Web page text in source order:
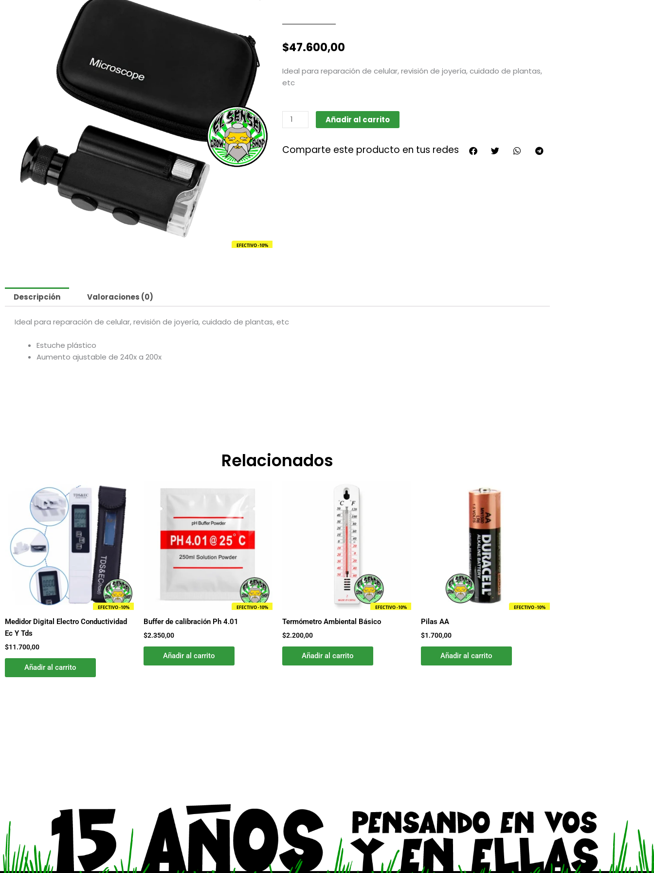
EFECTIVO -10%
$47.600,00
Ideal para reparación de celular, revisión de joyería, cuidado de plantas,
etc
Microscopio
magnificador
cantidad
Añadir al carrito
Comparte este producto en tus redes
Descripción Valoraciones (0)
Ideal para reparación de celular, revisión de joyería, cuidado de plantas, etc
Estuche plástico
Aumento ajustable de 240x a 200x
Relacionados
EFECTIVO -10%
Medidor Digital Electro Conductividad
Ec Y Tds
$11.700,00
Añadir al carrito
EFECTIVO -10%
Buffer de calibración Ph 4.01
$2.350,00
Añadir al carrito
EFECTIVO -10%
Termómetro Ambiental Básico
$2.200,00
Añadir al carrito
EFECTIVO -10%
Pilas AA
$1.700,00
Añadir al carrito